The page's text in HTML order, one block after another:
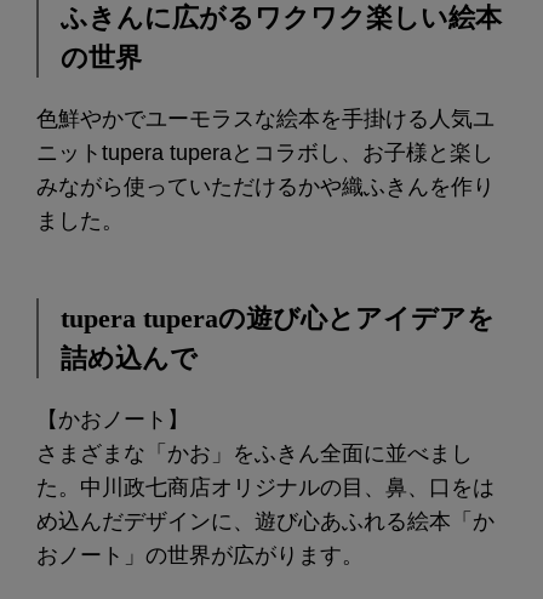
ふきんに広がるワクワク楽しい絵本
の世界
色鮮やかでユーモラスな絵本を手掛ける人気ユ
ニットtupera tuperaとコラボし、お子様と楽し
みながら使っていただけるかや織ふきんを作り
ました。
tupera tuperaの遊び心とアイデアを
詰め込んで
【かおノート】
さまざまな「かお」をふきん全面に並べまし
た。中川政七商店オリジナルの目、鼻、口をは
め込んだデザインに、遊び心あふれる絵本「か
おノート」の世界が広がります。